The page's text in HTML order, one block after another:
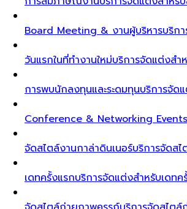
Board Meeting & งานผู้บริหารบริก
วันแรกในที่ทำงานใหม่บริการจัดแต่งสำ
การพบนักลงทุนและระดมทุนบริการจัด
Conference & Networking Events
จัดสไตล์งานกาล่าดินเนอร์บริการจัดส
เดทครั้งแรกบริการจัดแต่งสำหรับเดท